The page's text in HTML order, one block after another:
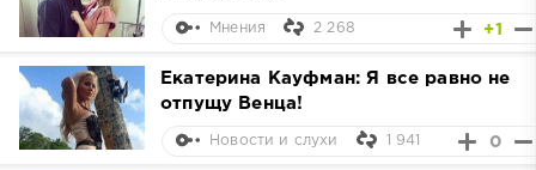
+1
Мнения 2 268
Екатерина Кауфман: Я все равно не
отпущу Венца!
0
Новости и слухи 1 941